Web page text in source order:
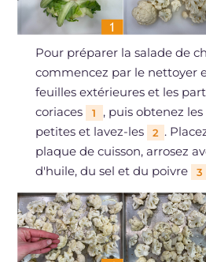
Pour préparer la salade de
commencez par le nettoyer
feuilles extérieures et les
coriaces
1
, puis obtenez
petites et lavez-les
2 .
plaque de cuisson, arrosez
d'huile, du sel et du poivre
3